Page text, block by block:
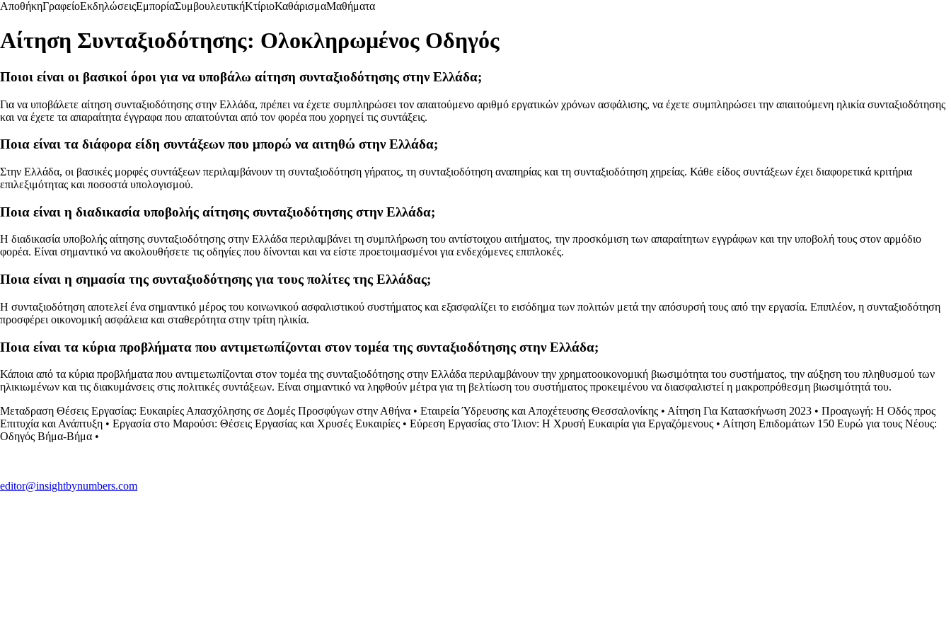
ΑποθήκηΓραφείοΕκδηλώσειςΕμπορίαΣυμβουλευτικήΚτίριοΚαθάρισμαΜαθήματα
Αίτηση Συνταξιοδότησης: Ολοκληρωμένος Οδηγός
Ποιοι είναι οι βασικοί όροι για να υποβάλω αίτηση συνταξιοδότησης στην Ελλάδα;
Για να υποβάλετε αίτηση συνταξιοδότησης στην Ελλάδα, πρέπει να έχετε συμπληρώσει τον απαιτούμενο αριθμό εργατικών χρόνων ασφάλισης, να έχετε συμπληρώσει την απαιτούμενη ηλικία συνταξιοδότησης
και να έχετε τα απαραίτητα έγγραφα που απαιτούνται από τον φορέα που χορηγεί τις συντάξεις.
Ποια είναι τα διάφορα είδη συντάξεων που μπορώ να αιτηθώ στην Ελλάδα;
Στην Ελλάδα, οι βασικές μορφές συντάξεων περιλαμβάνουν τη συνταξιοδότηση γήρατος, τη συνταξιοδότηση αναπηρίας και τη συνταξιοδότηση χηρείας. Κάθε είδος συντάξεων έχει διαφορετικά κριτήρια
επιλεξιμότητας και ποσοστά υπολογισμού.
Ποια είναι η διαδικασία υποβολής αίτησης συνταξιοδότησης στην Ελλάδα;
Η διαδικασία υποβολής αίτησης συνταξιοδότησης στην Ελλάδα περιλαμβάνει τη συμπλήρωση του αντίστοιχου αιτήματος, την προσκόμιση των απαραίτητων εγγράφων και την υποβολή τους στον αρμόδιο
φορέα. Είναι σημαντικό να ακολουθήσετε τις οδηγίες που δίνονται και να είστε προετοιμασμένοι για ενδεχόμενες επιπλοκές.
Ποια είναι η σημασία της συνταξιοδότησης για τους πολίτες της Ελλάδας;
Η συνταξιοδότηση αποτελεί ένα σημαντικό μέρος του κοινωνικού ασφαλιστικού συστήματος και εξασφαλίζει το εισόδημα των πολιτών μετά την απόσυρσή τους από την εργασία. Επιπλέον, η συνταξιοδότηση
προσφέρει οικονομική ασφάλεια και σταθερότητα στην τρίτη ηλικία.
Ποια είναι τα κύρια προβλήματα που αντιμετωπίζονται στον τομέα της συνταξιοδότησης στην Ελλάδα;
Κάποια από τα κύρια προβλήματα που αντιμετωπίζονται στον τομέα της συνταξιοδότησης στην Ελλάδα περιλαμβάνουν την χρηματοοικονομική βιωσιμότητα του συστήματος, την αύξηση του πληθυσμού των
ηλικιωμένων και τις διακυμάνσεις στις πολιτικές συντάξεων. Είναι σημαντικό να ληφθούν μέτρα για τη βελτίωση του συστήματος προκειμένου να διασφαλιστεί η μακροπρόθεσμη βιωσιμότητά του.
Μεταδραση Θέσεις Εργασίας: Ευκαιρίες Απασχόλησης σε Δομές Προσφύγων στην Αθήνα • Εταιρεία Ύδρευσης και Αποχέτευσης Θεσσαλονίκης • Αίτηση Για Κατασκήνωση 2023 • Προαγωγή: Η Οδός προς
Επιτυχία και Ανάπτυξη • Εργασία στο Μαρούσι: Θέσεις Εργασίας και Χρυσές Ευκαιρίες • Εύρεση Εργασίας στο Ίλιον: Η Χρυσή Ευκαιρία για Εργαζόμενους • Αίτηση Επιδομάτων 150 Ευρώ για τους Νέους:
Οδηγός Βήμα-Βήμα •
editor@insightbynumbers.com